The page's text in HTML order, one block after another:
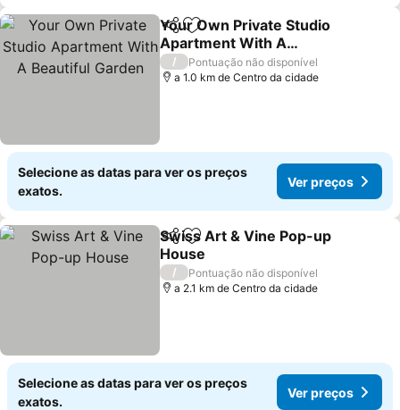
PartilharAdicionar aos favoritos
Your Own Private Studio
Apartment With A
Beautiful Garden
/
Pontuação não disponível
a 1.0 km de Centro da cidade
Selecione as datas para ver os preços
exatos.
Ver preços
PartilharAdicionar aos favoritos
Swiss Art & Vine Pop-up
House
/
Pontuação não disponível
a 2.1 km de Centro da cidade
Selecione as datas para ver os preços
exatos.
Ver preços